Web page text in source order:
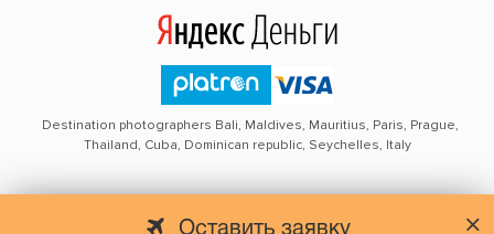
Оставить заявку
Destination photographers Bali, Maldives, Mauritius, Paris, Prague,
Thailand, Cuba, Dominican republic, Seychelles, Italy